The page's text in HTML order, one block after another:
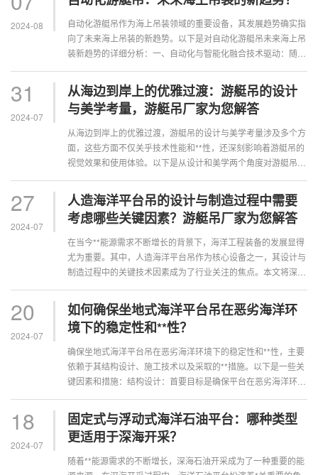
2024-08
自动化游艇吊作为海上吊装领域的重要设备，其发展趋势确实指
向了未来海上吊装的新趋势。以下是对自动化游艇吊未来海上吊
装新趋势的详细分析：一、自动化与智能化融合技术驱动：随着
31
2024-07
从海边到岸上的优雅过渡：游艇吊的设计
与美学考量，游艇吊厂家为您解答
从海边到岸上的优雅过渡，游艇吊的设计与美学考量涉及多个方
面，这些方面不仅关乎技术性能和**性，还深刻影响着游艇吊的
视觉效果和使用体验。以下是从设计和美学两个角度对游艇吊进
27
2024-07
人造海洋平台吊的设计与制造过程中需要
考虑哪些关键因素？游艇吊厂家为您解答
在当今**能源需求不断增长的背景下，海洋工程装备的发展显得
尤为重要。其中，人造海洋平台吊作为核心设备之一，其设计与
制造过程中的关键技术因素成为了行业关注的焦点。本文将深入
20
2024-07
如何确保坐地式海洋平台吊在恶劣海洋环
境下的稳定性和**性？
确保坐地式海洋平台吊在恶劣海洋环境下的稳定性和**性，‌主要
依赖于其结构设计、‌施工技术以及采取的**措施。‌以下是一些关
键因素和措施：‌结构设计：‌首要目标是确保平台在恶劣海洋环境
18
2024-07
固定式与浮动式海洋石油平台：哪种类型
更适用于深海开采？
随着**能源需求的不断增长，深海石油开采成为了一种重要的能